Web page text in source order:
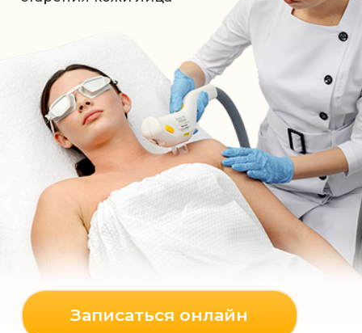
Записаться
Омоложение
кожи лица и тела
заказать звонок
Записаться онлайн
КЛИНИКА КРАСОТЫ
о нас